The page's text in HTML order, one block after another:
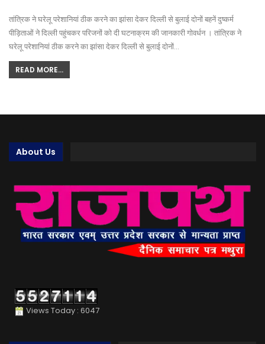
तांत्रिक ने घरेलू परेशानियां ठीक करने का झांसा देकर दिल्ली से बुलाई दोनों बहनें दुष्कर्म
पीड़िताओं ने दिल्ली पहुंचकर परिजनों को दी घटनाक्रम की जानकारी गोवर्धन । तांत्रिक ने
घरेलू परेशानियां ठीक करने का झांसा देकर दिल्ली से बुलाई दोनों…
READ MORE...
About Us
Views Today : 6047